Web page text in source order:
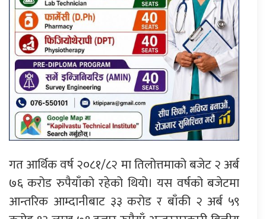
गत आर्थिक वर्ष २०८१/८२ मा तिलोत्तमाको बजेट २ अर्ब
७६ करोड रुपैयाँको रहेको थियो। यस वर्षको बजेटमा
आन्तरिक आम्दानीबाट ३३ करोड र बाँकी २ अर्ब ५९